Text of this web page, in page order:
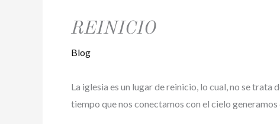
REINICIO
Blog
La iglesia es un lugar de reinicio, lo cual, no se trata
tiempo que nos conectamos con el cielo